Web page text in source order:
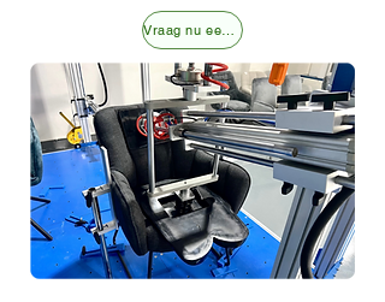
Vraag nu een vraag aan